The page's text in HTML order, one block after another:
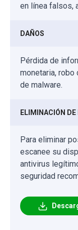
en línea falsos,
DAÑOS
Pérdida de
monetaria,
de malware.
ELIMINACIÓN
Para eliminar
escanee su
antivirus
seguridad